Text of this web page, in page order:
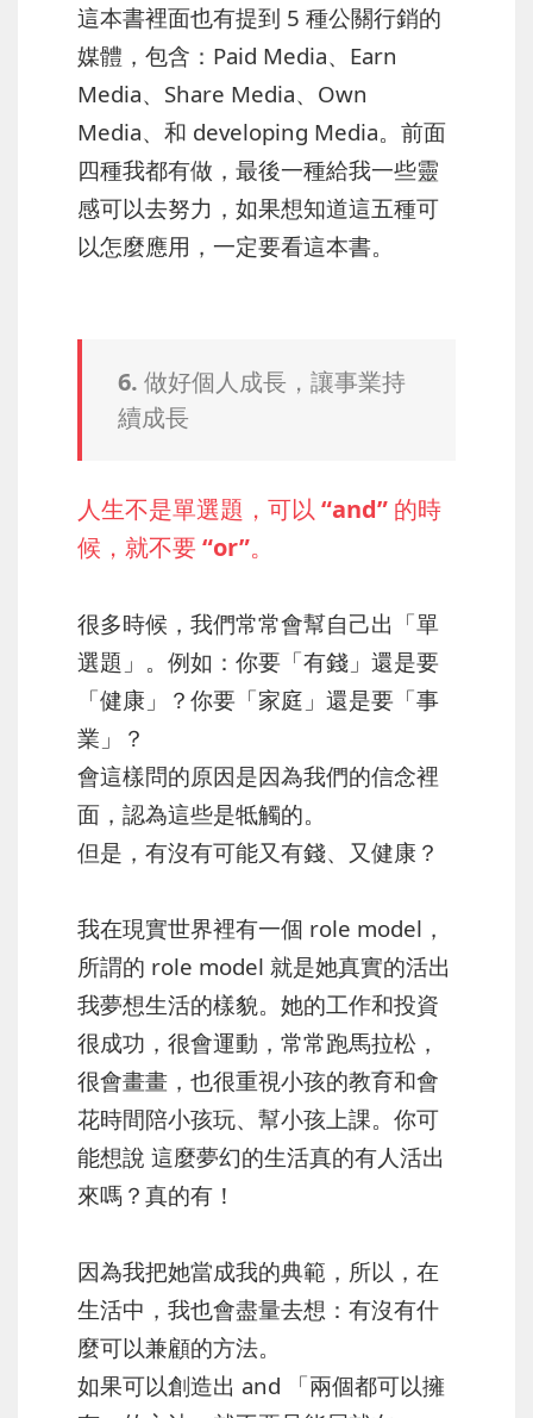
這本書裡面也有提到 5 種公關行銷的
媒體，包含：Paid Media、Earn
Media、Share Media、Own
Media、和 developing Media。前面
四種我都有做，最後一種給我一些靈
感可以去努力，如果想知道這五種可
以怎麼應用，一定要看這本書。
6. 做好個人成長，讓事業持
續成長
人生不是單選題，可以 “and” 的時
候，就不要 “or”。
很多時候，我們常常會幫自己出「單
選題」。例如：你要「有錢」還是要
「健康」？你要「家庭」還是要「事
業」？
會這樣問的原因是因為我們的信念裡
面，認為這些是牴觸的。
但是，有沒有可能又有錢、又健康？
我在現實世界裡有一個 role model，
所謂的 role model 就是她真實的活出
我夢想生活的樣貌。她的工作和投資
很成功，很會運動，常常跑馬拉松，
很會畫畫，也很重視小孩的教育和會
花時間陪小孩玩、幫小孩上課。你可
能想說 這麼夢幻的生活真的有人活出
來嗎？真的有！
因為我把她當成我的典範，所以，在
生活中，我也會盡量去想：有沒有什
麼可以兼顧的方法。
如果可以創造出 and 「兩個都可以擁